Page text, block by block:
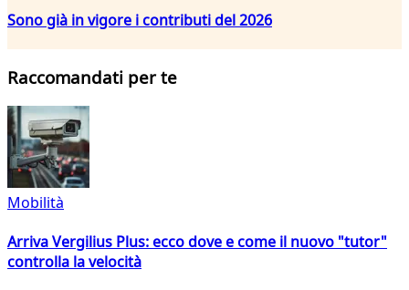
Sono già in vigore i contributi del 2026
Raccomandati per te
Mobilità
Arriva Vergilius Plus: ecco dove e come il nuovo "tutor"
controlla la velocità